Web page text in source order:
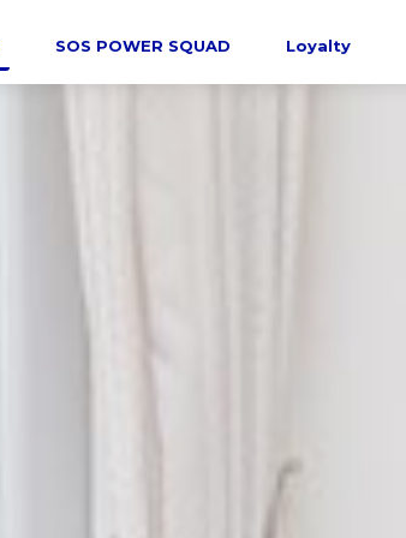
SOS POWER SQUAD Loyalty